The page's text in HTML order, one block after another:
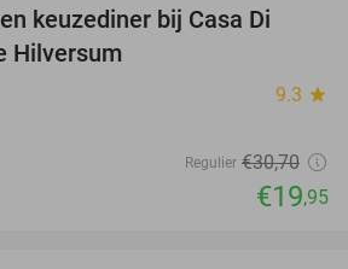
keuzediner bij Casa Di
Hilversum
9.3 star
Regulier €30,70
€19,95